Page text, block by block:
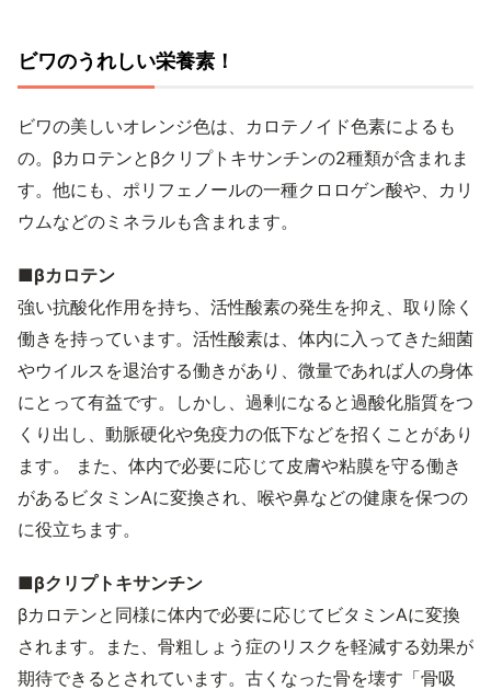
ビワのうれしい栄養素！
ビワの美しいオレンジ色は、カロテノイド色素によるも
の。βカロテンとβクリプトキサンチンの2種類が含まれま
す。他にも、ポリフェノールの一種クロロゲン酸や、カリ
ウムなどのミネラルも含まれます。
■βカロテン
強い抗酸化作用を持ち、活性酸素の発生を抑え、取り除く
働きを持っています。活性酸素は、体内に入ってきた細菌
やウイルスを退治する働きがあり、微量であれば人の身体
にとって有益です。しかし、過剰になると過酸化脂質をつ
くり出し、動脈硬化や免疫力の低下などを招くことがあり
ます。 また、体内で必要に応じて皮膚や粘膜を守る働き
があるビタミンAに変換され、喉や鼻などの健康を保つの
に役立ちます。
■βクリプトキサンチン
βカロテンと同様に体内で必要に応じてビタミンAに変換
されます。また、骨粗しょう症のリスクを軽減する効果が
期待できるとされています。古くなった骨を壊す「骨吸